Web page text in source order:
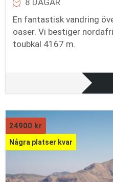
8 DAGAR
En fantastisk vandring
oaser. Vi bestiger
toubkal 4167 m.
24900 kr
Några platser kvar